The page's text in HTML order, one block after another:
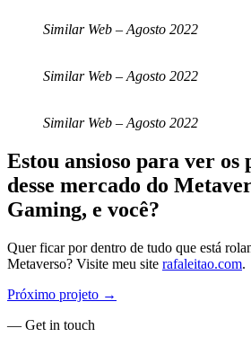
Similar Web – Agosto 2022
Similar Web – Agosto 2022
Similar Web – Agosto 2022
Estou ansioso para ver os
desse mercado do
Gaming, e você?
Quer ficar por dentro de tudo que está
Metaverso? Visite meu site rafaleitao.com.
Próximo projeto →
— Get in touch